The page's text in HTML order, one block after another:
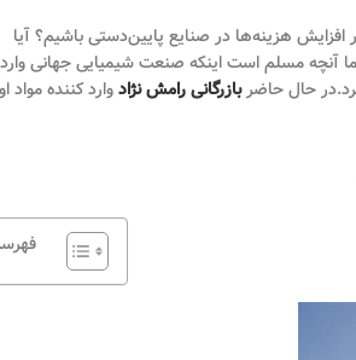
هزینه‌ها در صنایع پایین‌دستی باشیم؟ آیا
آنچه مسلم است اینکه صنعت شیمیایی جهانی وارد
حال حاضربازرگانی رامش نژادوارد کننده مواد